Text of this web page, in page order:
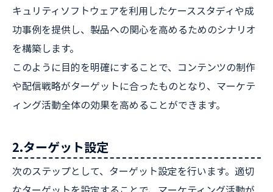
キュリティソフトウェアを利用したケーススタディや成
功事例を提供し、製品への関心を高めるためのシナリオ
を構築します。
このように目的を明確にすることで、コンテンツの制作
や配信戦略がターゲットに合ったものとなり、マーケテ
ィング活動全体の効果を高めることができます。
2.ターゲット設定
次のステップとして、ターゲット設定を行います。適切